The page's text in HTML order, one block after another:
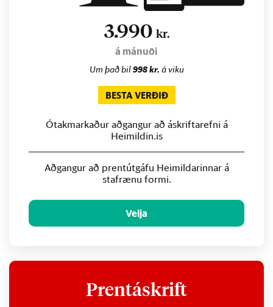
3.990 kr.
á mánuði
Um það bil998 kr. á viku
BESTA VERÐIÐ
Ótakmarkaður aðgangur að áskriftarefni á
Heimildin.is
Aðgangur að prentútgáfu Heimildarinnar á
stafrænu formi.
Velja
Prentáskrift